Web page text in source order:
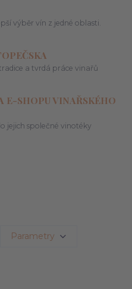
výběr vín z jedné oblasti.
a tvrdá práce vinařů
E-SHOPU VINAŘSKÉHO
jejich společné vinotéky
Parametry